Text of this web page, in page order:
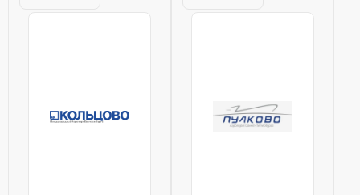
транзитным
Уралом....
взлетно-
друг от...